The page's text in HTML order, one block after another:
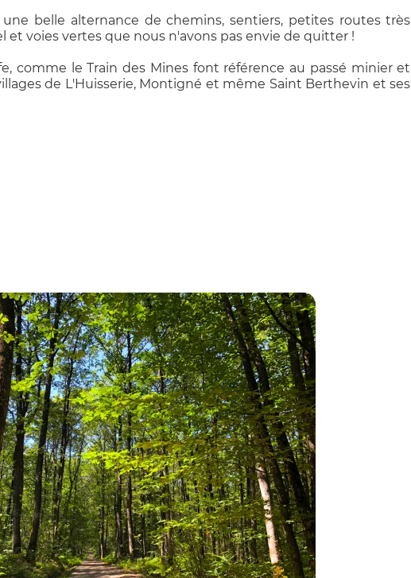
une belle alternance de chemins, sentiers, petites routes très
et voies vertes que nous n'avons pas envie de quitter !
comme le Train des Mines font référence au passé minier et
de L'Huisserie, Montigné et même Saint Berthevin et ses